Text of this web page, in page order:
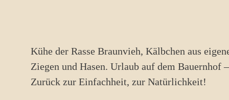
Kühe der Rasse Braunvieh, Kälbchen aus
Ziegen und Hasen. Urlaub auf dem Bauernhof
Zurück zur Einfachheit, zur Natürlichkeit!